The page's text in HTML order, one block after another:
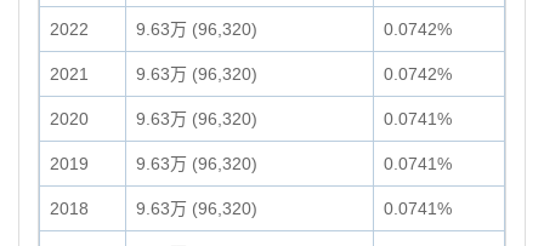
2022 9.63万 (96,320) 0.0742%
2021 9.63万 (96,320) 0.0742%
2020 9.63万 (96,320) 0.0741%
2019 9.63万 (96,320) 0.0741%
2018 9.63万 (96,320) 0.0741%